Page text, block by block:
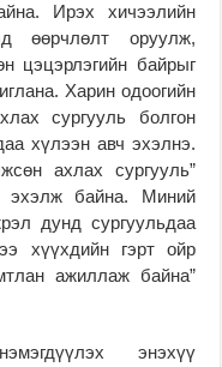
Ирэх хичээлийн
өөрчлөлт оруулж,
цэцэрлэгийн байрыг
Харин одоогийн
сургууль болгон
хүлээн авч эхэлнэ.
ахлах сургууль”
эхэлж байна. Миний
дунд сургуульдаа
хүүхдийн гэрт ойр
ажиллаж байна”
энэхүү